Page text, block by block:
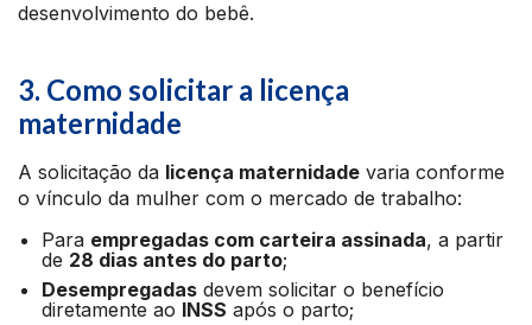
desenvolvimento do bebê.
3. Como solicitar a licença
maternidade
A solicitação da licença maternidade varia conforme
o vínculo da mulher com o mercado de trabalho:
Para empregadas com carteira assinada, a partir
de 28 dias antes do parto;
Desempregadas devem solicitar o benefício
diretamente ao INSS após o parto;